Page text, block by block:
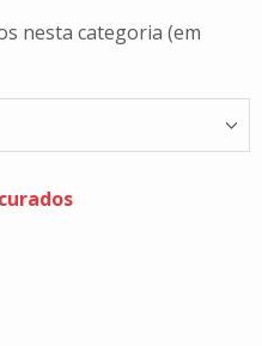
nesta categoria (em